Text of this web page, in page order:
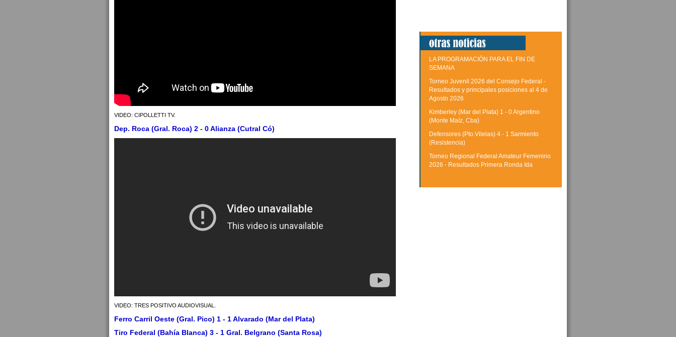
VIDEO: CIPOLLETTI TV.
Dep. Roca (Gral. Roca) 2 - 0 Alianza (Cutral Có)
VIDEO: TRES POSITIVO AUDIOVISUAL.
Ferro Carril Oeste (Gral. Pico) 1 - 1 Alvarado (Mar del Plata)
Tiro Federal (Bahía Blanca) 3 - 1 Gral. Belgrano (Santa Rosa)
LA PROGRAMACIÓN PARA EL FIN DE
SEMANA
Torneo Juvenil 2026 del Consejo Federal -
Resultados y principales posiciones al 4 de
Agosto 2026
Kimberley (Mar del Plata) 1 - 0 Argentino
(Monte Maíz, Cba)
Defensores (Pto.Vilelas) 4 - 1 Sarmiento
(Resistencia)
Torneo Regional Federal Amateur Femenino
2026 - Resultados Primera Ronda Ida